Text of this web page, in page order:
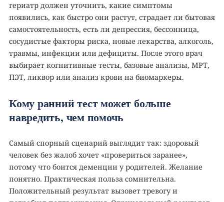
гериатр должен уточнить, какие симптомы
появились, как быстро они растут, страдает ли бытовая
самостоятельность, есть ли депрессия, бессонница,
сосудистые факторы риска, новые лекарства, алкоголь,
травмы, инфекции или дефициты. После этого врач
выбирает когнитивные тесты, базовые анализы, МРТ,
ПЭТ, ликвор или анализ крови на биомаркеры.
Кому ранний тест может больше
навредить, чем помочь
Самый спорный сценарий выглядит так: здоровый
человек без жалоб хочет «провериться заранее»,
потому что боится деменции у родителей. Желание
понятно. Практическая польза сомнительна.
Положительный результат вызовет тревогу и